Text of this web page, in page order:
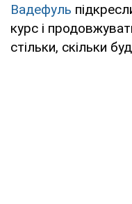
Вадефуль
курс і
стільки, скільки